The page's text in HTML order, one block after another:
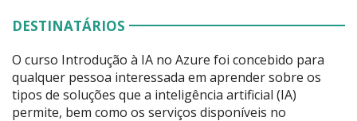
DESTINATÁRIOS
O curso Introdução à IA no Azure foi concebido para
qualquer pessoa interessada em aprender sobre os
tipos de soluções que a inteligência artificial (IA)
permite, bem como os serviços disponíveis no